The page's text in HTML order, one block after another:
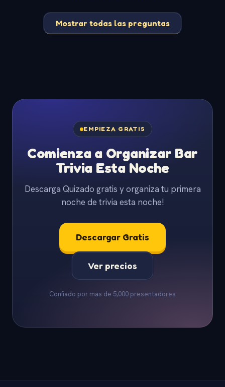
Mostrar todas las preguntas
EMPIEZA GRATIS
Comienza a Organizar Bar
Trivia Esta Noche
Descarga Quizado gratis y organiza tu primera
noche de trivia esta noche!
Descargar Gratis
Ver precios
Confiado por mas de 5,000 presentadores